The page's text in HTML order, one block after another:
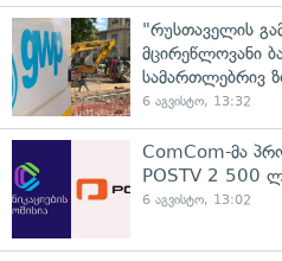
"რუსთაველის
მცირეწლოვანი
სამართლებრივ
6 აგვისტო, 13:32
ComCom-მა
POSTV 2 500
6 აგვისტო, 13:02